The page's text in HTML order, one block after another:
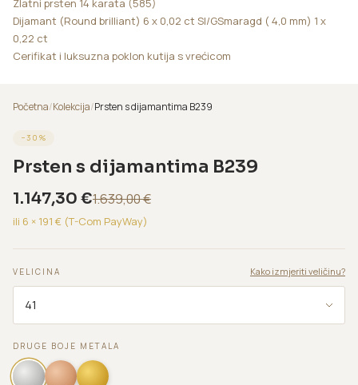
Zlatni prsten 14 karata (585)
Dijamant (Round brilliant) 6 x 0,02 ct SI/GSmaragd ( 4,0 mm) 1 x
0,22 ct
Cerifikat i luksuzna poklon kutija s vrećicom
Početna/Kolekcija/Prsten s dijamantima B239
−30 %
Prsten s dijamantima B239
1.147,30 €1.639,00€
ili 6 × 191 € (T-Com PayWay)
VELICINA Kako izmjeriti veličinu?
DRUGE BOJE METALA